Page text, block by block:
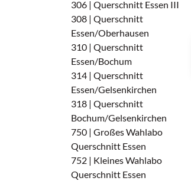
306 | Querschnitt Essen III
308 | Querschnitt
Essen/Oberhausen
310 | Querschnitt
Essen/Bochum
314 | Querschnitt
Essen/Gelsenkirchen
318 | Querschnitt
Bochum/Gelsenkirchen
750 | Großes Wahlabo
Querschnitt Essen
752 | Kleines Wahlabo
Querschnitt Essen